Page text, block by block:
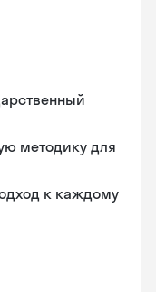
методику для
к каждому